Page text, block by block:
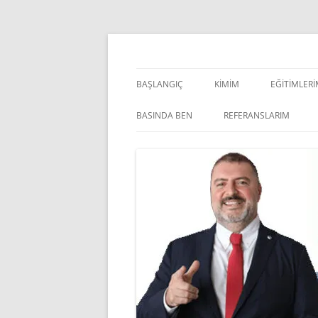
İçeriğe
BAŞLANGIÇ KIMIM
BASINDA BEN REFERANSLARIM